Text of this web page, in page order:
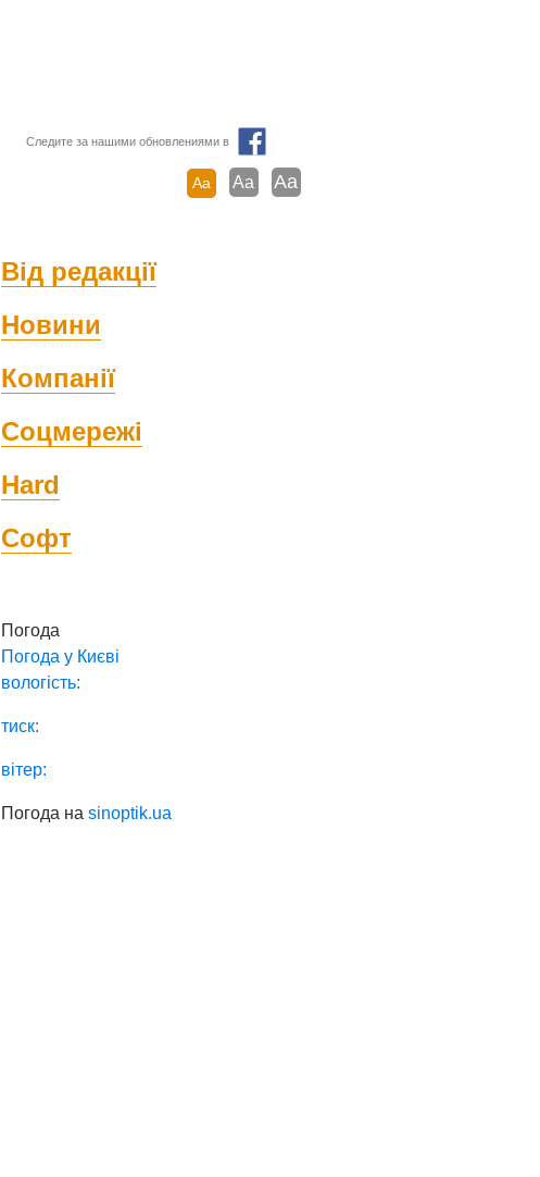
Следите за нашими обновлениями в
Aa Aa Aa
Від редакції
Новини
Компанії
Соцмережі
Hard
Софт
Погода
Погода у Києві
вологість:
тиск:
вітер:
Погода наsinoptik.ua